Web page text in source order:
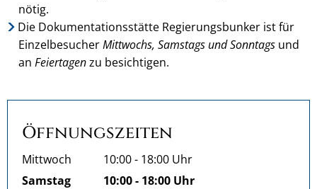
nötig.
Die Dokumentationsstätte Regierungsbunker ist für
EinzelbesucherMittwochs, Samstags und Sonntags und
an Feiertagenzu besichtigen.
Öffnungszeiten
Mittwoch 10:00- 18:00 Uhr
Von 10:00 bis 18:00 Uhr
Samstag 10:00- 18:00 Uhr